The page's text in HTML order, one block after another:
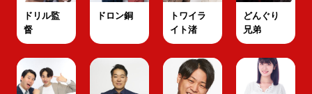
ドリル監
督
ドロン銅
トワイラ
イト渚
どんぐり
兄弟